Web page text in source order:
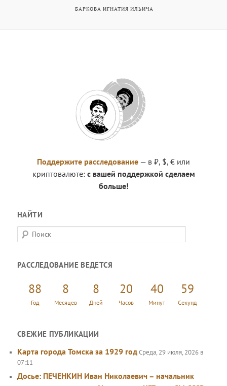
БАРКОВА ИГНАТИЯ ИЛЬИЧА
Поддержите расследование — в ₽, $, € или
криптовалюте: с вашей поддержкой сделаем
больше!
НАЙТИ
П
о
с
РАССЛЕДОВАНИЕ ВЕДЕТСЯ
88
Год
8
Месяцев
8
Дней
20
Часов
40
Минут
59
Секунд
СВЕЖИЕ ПУБЛИКАЦИИ
Карта города Томска за 1929 годСреда, 29 июля, 2026 в
07:11
Досье: ПЕЧЕНКИН Иван Николаевич – начальник